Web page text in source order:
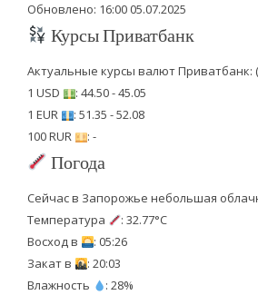
Обновлено: 16:00 05.07.2025
Курсы Приватбанк
Актуальные курсы валют Приватбанк:
1 USD
: 44.50 - 45.05
1 EUR
: 51.35 - 52.08
100 RUR
: -
Погода
Сейчас в Запорожье небольшая
Температура
: 32.77°C
Восход в
: 05:26
Закат в
: 20:03
Влажность
: 28%